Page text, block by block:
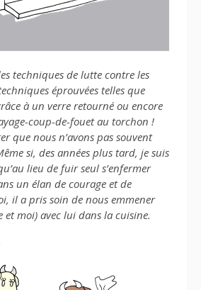
techniques de lutte contre les
éprouvées telles que
à un verre retourné ou encore
coup-de-fouet au torchon !
que nous n’avons pas souvent
si, des années plus tard, je suis
lieu de fuir seul s’enfermer
un élan de courage et de
il a pris soin de nous emmener
et moi) avec lui dans la cuisine.